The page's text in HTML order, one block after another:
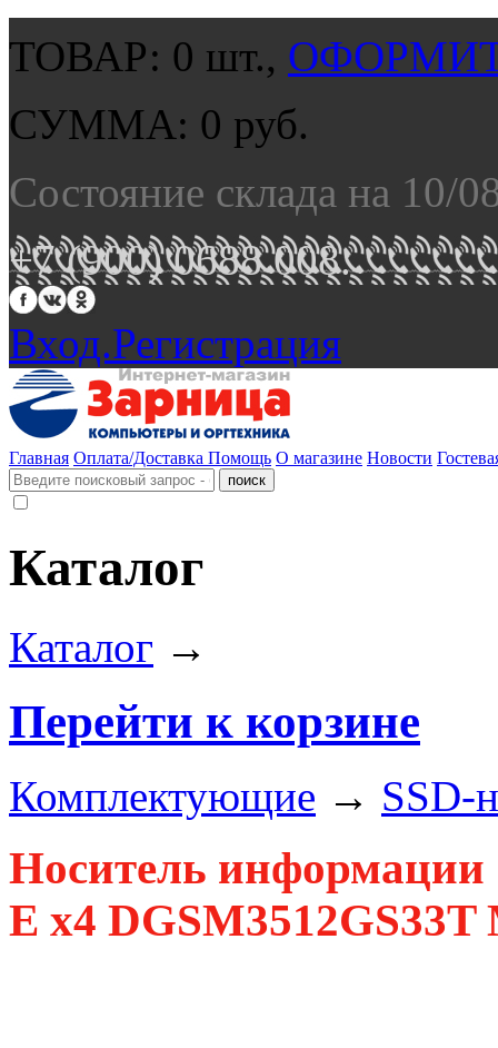
ТОВАР: 0 шт.,
СУММА: 0 руб.
Состояние склада на 10/
+7 (900) 0688 008.
Вход.Регистрация
Главная Оплата/Доставка Помощь О магазине Новости
Каталог
Каталог →
Перейти к корзине
Комплектующие → SSD-
Носитель информации
E x4 DGSM3512GS33T